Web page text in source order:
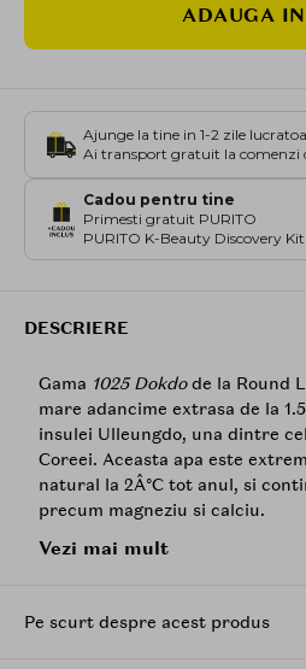
ADAUGA
Ajunge la tine in 1-2 zile
Ai transport gratuit la comenzi
Cadou pentru tine
Primesti gratuit PURITO
PURITO K-Beauty Discovery
DESCRIERE
Gama 1025 Dokdode la Round
mare adancime extrasa de la
insulei Ulleungdo, una dintre
Coreei. Aceasta apa este
natural la 2Â°C tot anul, si
precum magneziu si calciu.
Datorita compozitiei sale unice,
delicat si eficient.
Vezi mai mult
Pe scurt despre acest produs